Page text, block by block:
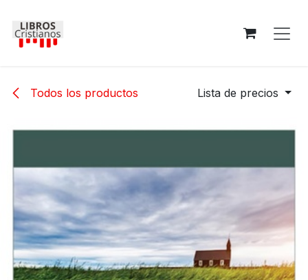
Todos los productos Lista de precios